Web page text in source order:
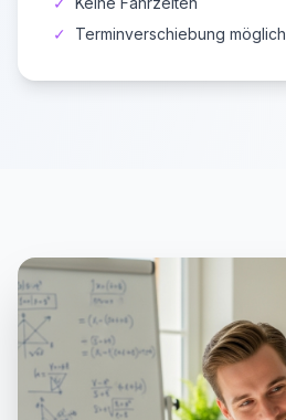
✓
Terminverschiebung möglich